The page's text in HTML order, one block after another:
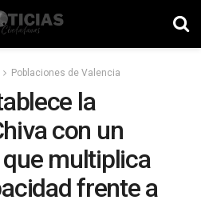
Poblaciones de Valencia
la
con un
multiplica
frente a